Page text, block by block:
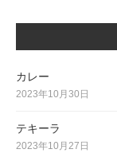
カレー
2023年10月30日
テキーラ
2023年10月27日